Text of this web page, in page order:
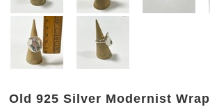
Old 925 Silver Modernist